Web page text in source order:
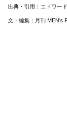
出典・引用：エドワー
文・編集：月刊 MEN’s